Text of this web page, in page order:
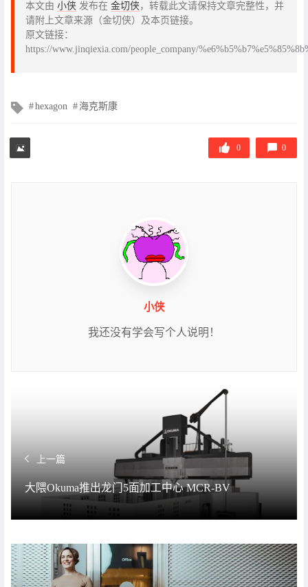
本文由 小侠 发布在 金切侠，转载此文请保持文章完整性，并
请附上文章来源（金切侠）及本页链接。
原文链接：
https://www.jinqiexia.com/people_company/
文
签
hexagon 海克斯康
0 0
小侠
我还没有学会写个人说明！
上一篇
大隈Okuma推出龙门5面加工中心 MCR-BV